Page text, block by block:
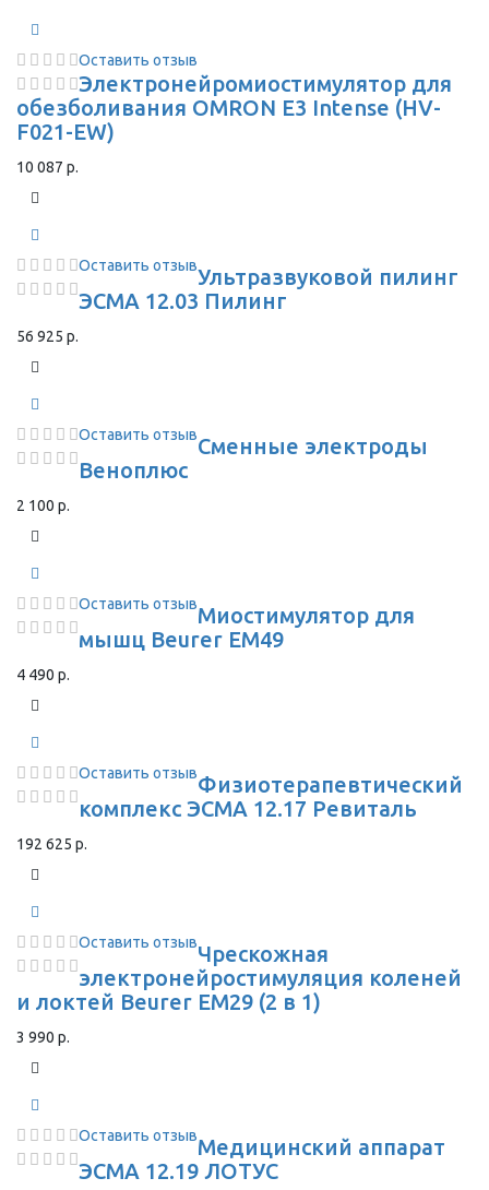
Оставить отзыв
Электронейромиостимулятор для
обезболивания OMRON Е3 Intense (HV-
F021-EW)
10 087 р.
Оставить отзывУльтразвуковой пилинг
ЭСМА 12.03 Пилинг
56 925 р.
Оставить отзывСменные электроды
Веноплюс
2 100 р.
Оставить отзывМиостимулятор для
мышц Beurer EM49
4 490 р.
Оставить отзывФизиотерапевтический
комплекс ЭСМА 12.17 Ревиталь
192 625 р.
Оставить отзывЧрескожная
электронейростимуляция коленей
и локтей Beurer EM29 (2 в 1)
3 990 р.
Оставить отзывМедицинский аппарат
ЭСМА 12.19 ЛОТУС